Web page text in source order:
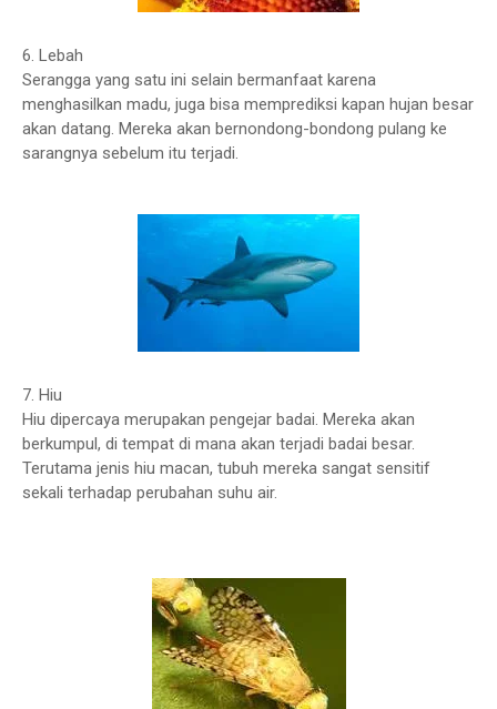
6. Lebah
Serangga yang satu ini selain bermanfaat karena
menghasilkan madu, juga bisa memprediksi kapan hujan besar
akan datang. Mereka akan bernondong-bondong pulang ke
sarangnya sebelum itu terjadi.
7. Hiu
Hiu dipercaya merupakan pengejar badai. Mereka akan
berkumpul, di tempat di mana akan terjadi badai besar.
Terutama jenis hiu macan, tubuh mereka sangat sensitif
sekali terhadap perubahan suhu air.